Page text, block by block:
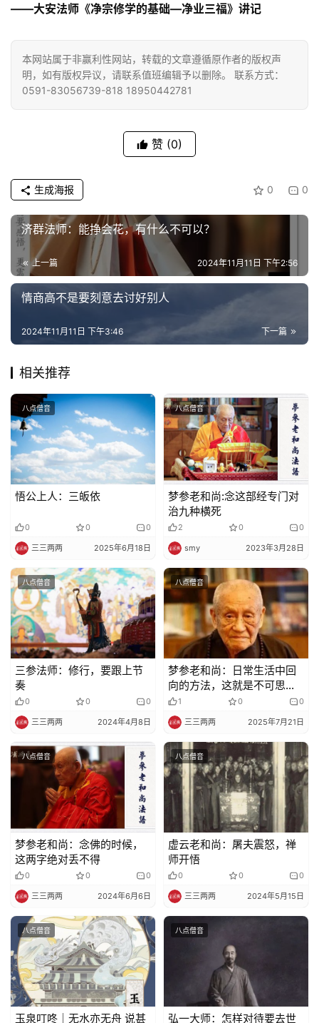
佛
教
人
物
礼
视
频
纪
录
佛
艺
政
策
法
规
责
声
明
登录 注册
——大安法师《净宗修学的基础—净业三福》讲记
本网站属于非赢利性网站，转载的文章遵循原作者的版权声
明，如有版权异议，请联系值班编辑予以删除。 联系方式：
0591-83056739-818 18950442781
赞 (0)
0 0
生成海报
济群法师：能挣会花，有什么不可以？
上一篇 2024年11月11日 下午2:56
情商高不是要刻意去讨好别人
下一篇
2024年11月11日 下午3:46
相关推荐
八点僧音
悟公上人：三皈依
0 0 0
三三两两 2025年6月18日
八点僧音
梦参老和尚:念这部经专门对
治九种横死
2 0 0
smy 2023年3月28日
八点僧音
三参法师：修行，要跟上节
奏
0 0 0
三三两两 2024年4月8日
八点僧音
梦参老和尚：日常生活中回
向的方法，这就是不可思议
的修行！
1 0 0
三三两两 2025年7月21日
八点僧音
梦参老和尚：念佛的时候，
这两字绝对丢不得
0 0 0
三三两两 2024年6月6日
八点僧音
虚云老和尚：屠夫震怒，禅
师开悟
0 0 0
三三两两 2024年5月15日
八点僧音
玉泉叮咚｜无水亦无舟 说甚
八点僧音
弘一大师：怎样对待要去世